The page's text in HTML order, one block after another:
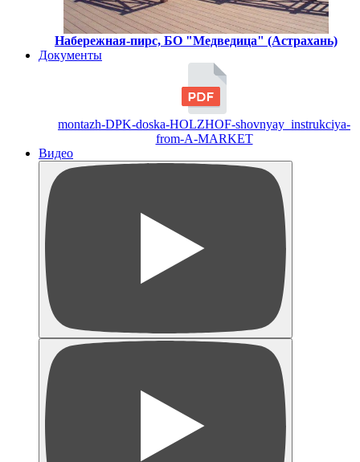
Набережная-пирс, БО "Медведица" (Астрахань)
Документы
montazh-DPK-doska-HOLZHOF-shovnyay_instrukciya-
from-A-MARKET
Видео